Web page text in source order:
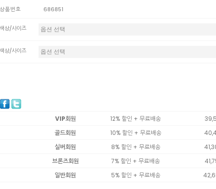
상품번호
686851
색상/사이즈
색상/사이즈
VIP회원 12% 할인 + 무료배송
골드회원
10% 할인 + 무료배송
실버회원
8% 할인 + 무료배송
브론즈회원
7% 할인 + 무료배송
일반회원
5% 할인 + 무료배송